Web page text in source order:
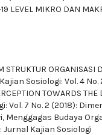
LEVEL MIKRO DAN
STRUKTUR
Sosiologi: Vol. 4 No.
TOWARDS
Vol. 7 No. 2 (2018):
Menggagas Budaya
Jurnal Kajian Sosiologi